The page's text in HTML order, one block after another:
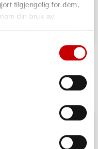
tilgjengelig for dem,
din bruk av